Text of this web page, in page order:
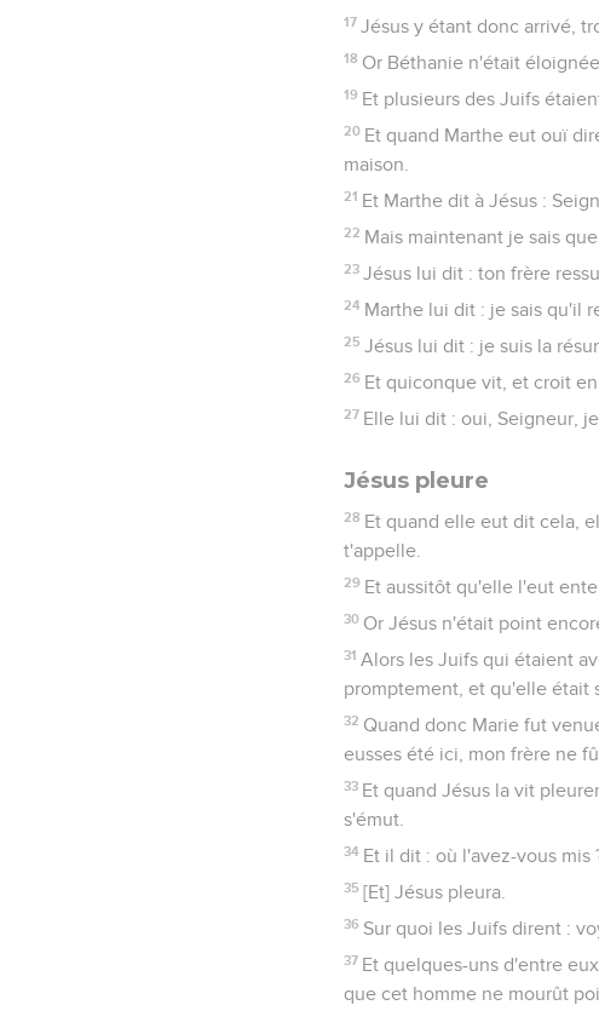
17 Jésus y étant donc arrivé,
18 Or Béthanie n'était
19 Et plusieurs des Juifs
20 Et quand Marthe eut ouï
maison.
21 Et Marthe dit à Jésus :
22 Mais maintenant je sais
23 Jésus lui dit : ton frère
24 Marthe lui dit : je sais qu'il
25 Jésus lui dit : je suis la
26 Et quiconque vit, et croit
27 Elle lui dit : oui, Seigneur,
Jésus pleure
28 Et quand elle eut dit cela,
t'appelle.
29 Et aussitôt qu'elle l'eut
30 Or Jésus n'était point
31 Alors les Juifs qui étaient
promptement, et qu'elle était
32 Quand donc Marie fut
eusses été ici, mon frère ne
33 Et quand Jésus la vit
s'émut.
34 Et il dit : où l'avez-vous mis
35 [Et] Jésus pleura.
36 Sur quoi les Juifs dirent :
37 Et quelques-uns d'entre
que cet homme ne mourût